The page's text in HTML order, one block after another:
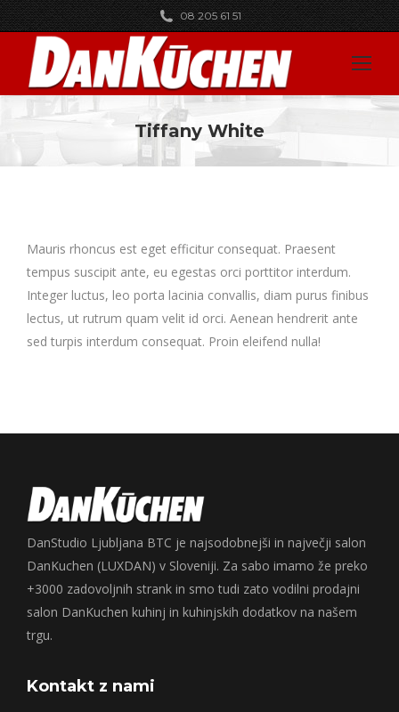
08 205 61 51
Tiffany White
You are here:
Mauris rhoncus est eget efficitur consequat. Praesent
tempus suscipit ante, eu egestas orci porttitor interdum.
Integer luctus, leo porta lacinia convallis, diam purus finibus
lectus, ut rutrum quam velit id orci. Aenean hendrerit ante
sed turpis interdum consequat. Proin eleifend nulla!
DanStudio Ljubljana BTC je najsodobnejši in največji salon
DanKuchen (LUXDAN) v Sloveniji. Za sabo imamo že preko
+3000 zadovoljnih strank in smo tudi zato vodilni prodajni
salon DanKuchen kuhinj in kuhinjskih dodatkov na našem
trgu.
Kontakt z nami